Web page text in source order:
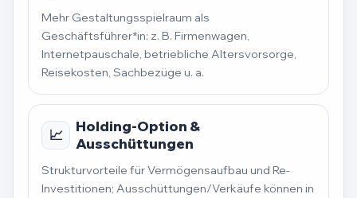
Mehr Gestaltungsspielraum als
Geschäftsführer*in: z. B. Firmenwagen,
Internetpauschale, betriebliche Altersvorsorge,
Reisekosten, Sachbezüge u. a.
📈
Holding-Option &
Ausschüttungen
Strukturvorteile für Vermögensaufbau und Re-
Investitionen; Ausschüttungen/Verkäufe können in